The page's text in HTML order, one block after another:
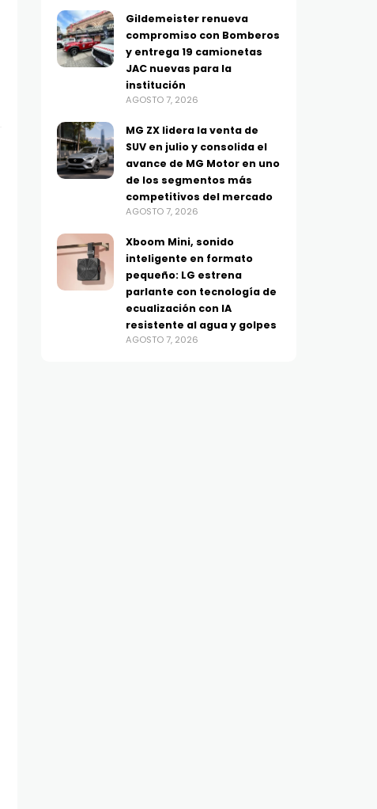
Gildemeister renueva
compromiso con Bomberos
y entrega 19 camionetas
JAC nuevas para la
institución
AGOSTO 7, 2026
MG ZX lidera la venta de
SUV en julio y consolida el
avance de MG Motor en uno
de los segmentos más
competitivos del mercado
AGOSTO 7, 2026
Xboom Mini, sonido
inteligente en formato
pequeño: LG estrena
parlante con tecnología de
ecualización con IA
resistente al agua y golpes
AGOSTO 7, 2026